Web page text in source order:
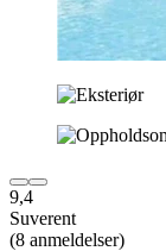
9,4
Suverent
(8 anmeldelser)